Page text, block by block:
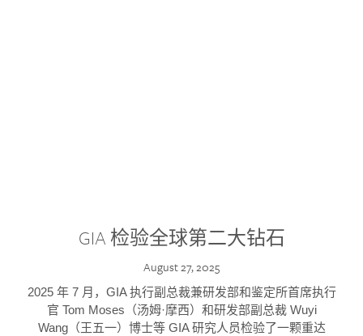
GIA 检验全球第二大钻石
August 27, 2025
2025 年 7 月，GIA 执行副总裁兼研发部和鉴定所首席执行
官 Tom Moses（汤姆·摩西）和研发部副总裁 Wuyi
Wang（王五一）博士等 GIA 研究人员检验了一颗重达